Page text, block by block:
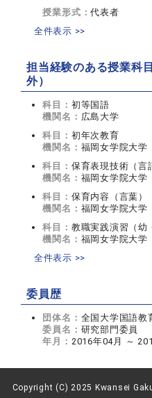
授業形式：代表者
全件表示 >>
担当経験のある授業科
外）
科目： 初等国語
機関名： 広島大学
科目： 初年次教育
機関名： 福岡女学院大学
科目： 保育表現技術（言
機関名： 福岡女学院大学
科目： 保育内容（言葉）
機関名： 福岡女学院大学
科目： 教職実践演習（幼
機関名： 福岡女学院大学
全件表示 >>
委員歴
団体名： 全国大学国語教
委員名： 研究部門委員
年月： 2016年04月 ～
Copyright (C) 2025 Kwansei